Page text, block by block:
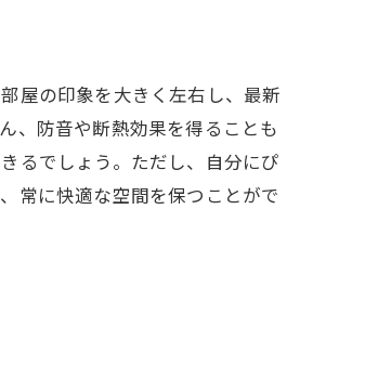
屋の印象を大きく左右し、最新
、防音や断熱効果を得ることも
るでしょう。ただし、自分にぴ
常に快適な空間を保つことがで